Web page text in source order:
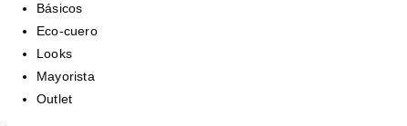
Básicos
Eco-cuero
Looks
Mayorista
Outlet